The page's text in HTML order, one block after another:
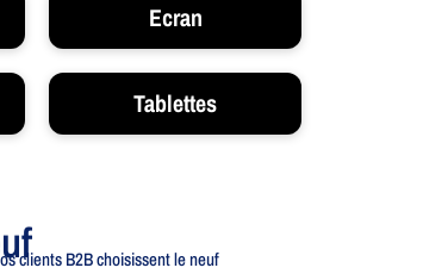
Ecran
Tablettes
clients B2B choisissent le neuf